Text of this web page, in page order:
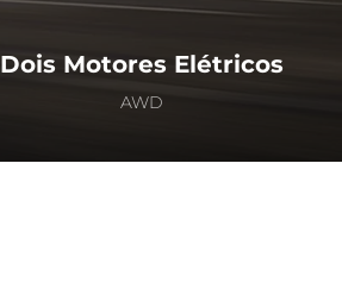
Dois Motores Elétricos
AWD